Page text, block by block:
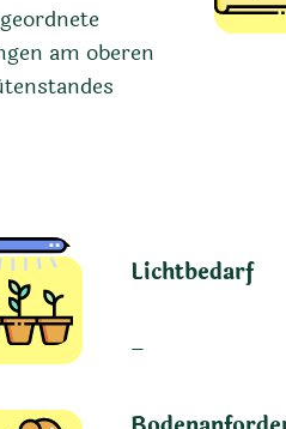
am oberen
Lichtbedarf
–